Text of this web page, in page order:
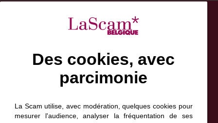
BlueskyLinkedin
Instagram
NewsLetter
Scam Canada
Des cookies, avec
parcimonie
La Scam utilise, avec modération, quelques cookies pour
mesurer l'audience, analyser la fréquentation de ses